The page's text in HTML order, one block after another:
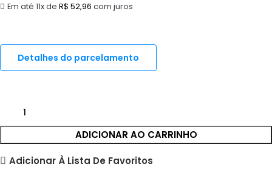
Em até 11x de R$ 52,96 com juros
Detalhes do parcelamento
ADICIONAR AO CARRINHO
Adicionar À Lista De Favoritos